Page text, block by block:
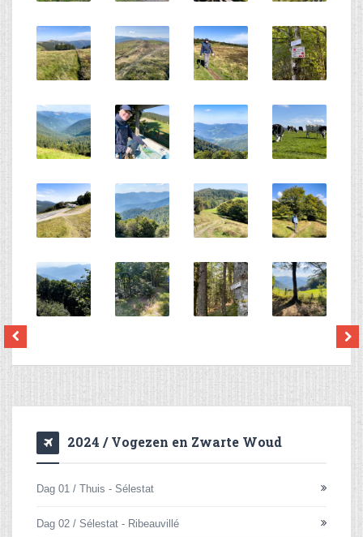
2024 / Vogezen en Zwarte Woud
Dag 01 / Thuis - Sélestat
Dag 02 / Sélestat - Ribeauvillé